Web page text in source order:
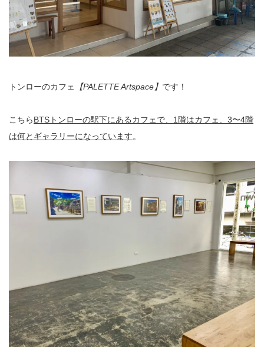
トンローのカフェ 【PALETTE Artspace】 です！
こちらBTSトンローの駅下にあるカフェで、1階はカフェ、3〜4階
は何とギャラリーになっています。